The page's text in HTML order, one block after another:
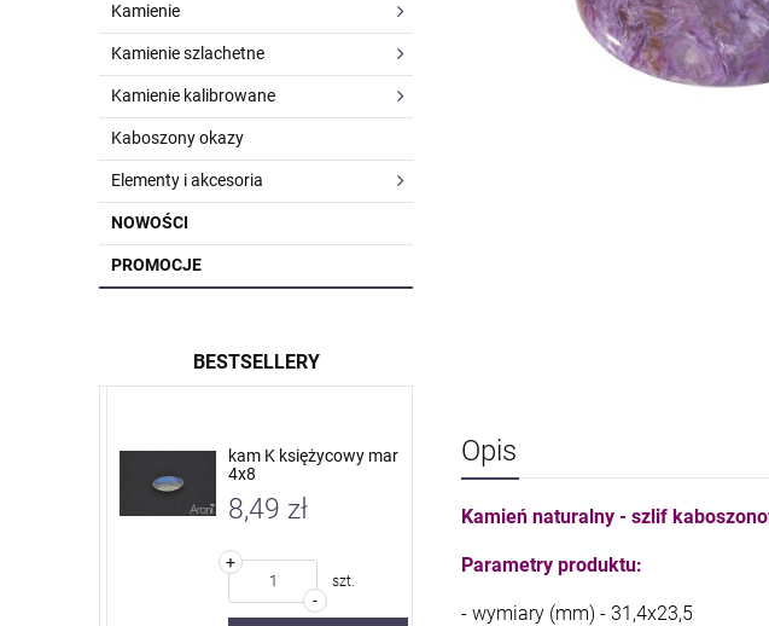
Kamienie
Kamienie szlachetne
Kamienie kalibrowane
Kaboszony okazy
Elementy i akcesoria
NOWOŚCI
PROMOCJE
BESTSELLERY
kam K księżycowy mar
4x8
8,49 zł
+
szt.
4,71 zł
+
Opis
Kamień naturalny - szlif
Parametry produktu:
- wymiary (mm) - 31,4x23,5